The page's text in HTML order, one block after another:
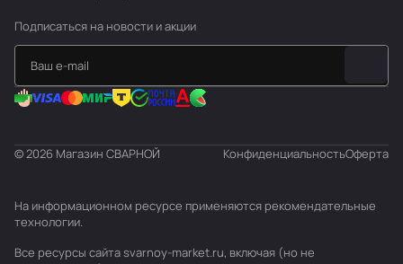
Подписаться на новости и акции
© 2026 Магазин СВАРНОЙ КонфиденциальностьОферта
На информационном ресурсе применяются рекомендательные
технологии.
Все ресурсы сайта svarnoy-market.ru, включая (но не